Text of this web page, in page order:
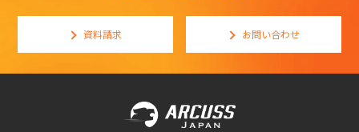
資料請求 お問い合わせ